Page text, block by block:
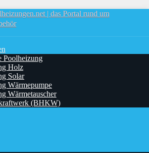
| das Portal rund um
Poolheizung
Holz
Solar
Wärmepumpe
Wärmetauscher
(BHKW)